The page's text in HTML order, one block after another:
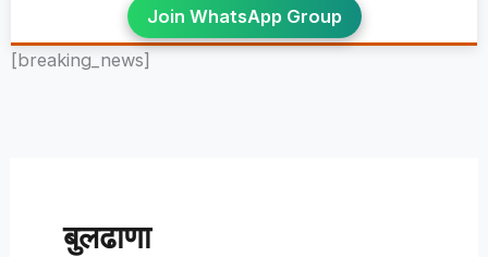
Join WhatsApp Group
[breaking_news]
बुलढाणा